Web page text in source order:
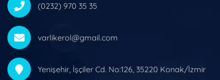
(0232) 970 35 35
varlikerol@gmail.com
Yenişehir, İşçiler Cd. No:126, 35220 Konak/İzmir